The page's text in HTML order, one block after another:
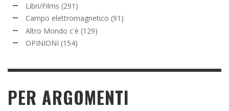
Libri/Films (291)
Campo elettromagnetico (91)
Altro Mondo c'è (129)
OPINIONI (154)
PER ARGOMENTI